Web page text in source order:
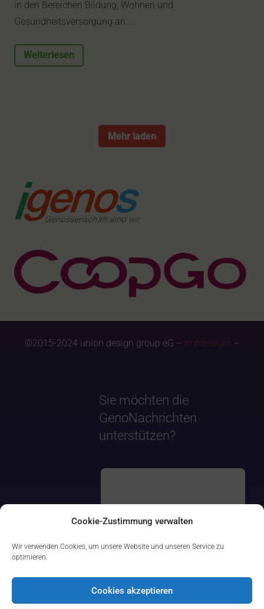
Cookie-Zustimmung verwalten
Wir verwenden Cookies, um unsere Website und unseren Service zu
optimieren.
Cookies akzeptieren
in den Bereichen Bildung, Wohnen und
Gesundheitsversorgung an.…
Weiterlesen
Mehr laden
©2015-2024 union design group eG – Impressum –
Sie möchten die
GenoNachrichten
unterstützen?